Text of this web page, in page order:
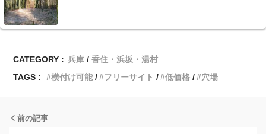
CATEGORY : 兵庫
香住・浜坂・湯村
TAGS :
横付け可能 フリーサイト 低価格 穴場
前の記事